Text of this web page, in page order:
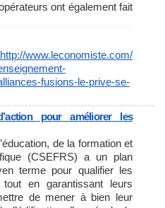
ont également fait
http://www.leconomiste.com/
fusions-le-prive-se-
pour améliorer les
de la formation et
(CSEFRS) a un plan
terme pour qualifier les
tout en garantissant leurs
de mener à bien leur